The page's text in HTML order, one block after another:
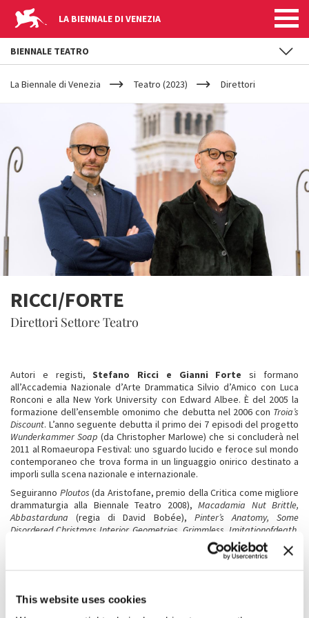
This website uses cookies
LA BIENNALE DI VENEZIA
YOUR
ARE
La Biennale di Venezia Teatro (2023) Direttori
RICCI/FORTE
Direttori Settore Teatro
Autori e registi,Stefano Ricci e Gianni Forte si formano
all’Accademia Nazionale d’Arte Drammatica Silvio d’Amico con Luca
Ronconi e alla New York University con Edward Albee. È del 2005 la
formazione dell’ensemble omonimo che debutta nel 2006 con Troia’s
Discount. L’anno seguente debutta il primo dei 7 episodi del progetto
Wunderkammer Soap (da Christopher Marlowe) che si concluderà nel
2011 al Romaeuropa Festival: uno sguardo lucido e feroce sul mondo
contemporaneo che trova forma in un linguaggio onirico destinato a
imporli sulla scena nazionale e internazionale.
Seguiranno Ploutos (da Aristofane, premio della Critica come migliore
drammaturgia alla Biennale Teatro 2008),Macadamia Nut Brittle,
Abbastarduna (regia di David Bobée), Pinter’s Anatomy, Some
Disordered Christmas Interior Geometries, Grimmless, Imitationofdeath,
Still Life, Darling (ipotesi per
(da Shakespeare).La ramificazione del
lavori.Still Lifesi è aggiudicato l'Oscar come miglior spettacolo
BIENNALE TEATRO